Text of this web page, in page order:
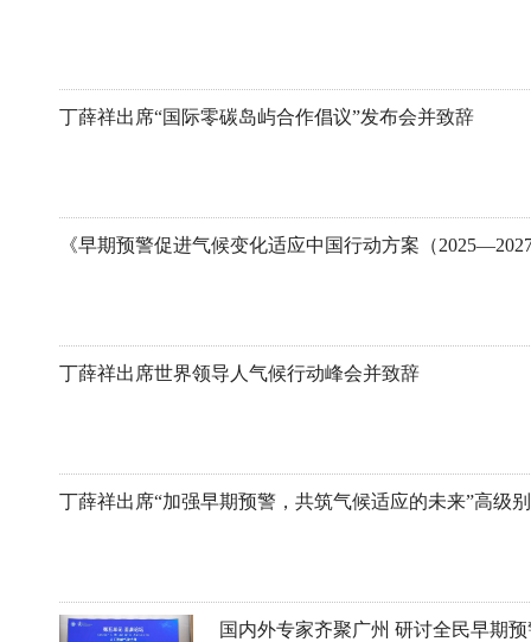
丁薛祥出席“国际零碳岛屿合作倡议”发布会并致辞
丁薛祥出席世界领导人气候行动峰会并致辞
丁薛祥出席“加强早期预警，共筑气候适应的未来”高级
国内外专家齐聚广州 研讨全民早期